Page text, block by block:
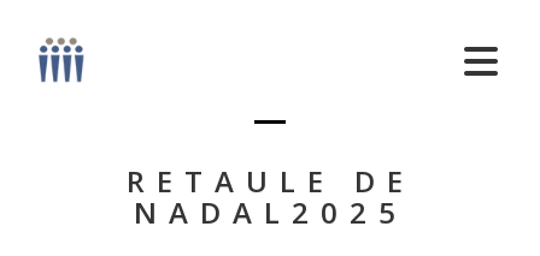
RETAULE DE
NADAL2025